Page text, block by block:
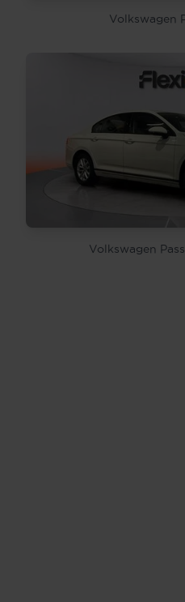
Volkswagen
Volkswagen